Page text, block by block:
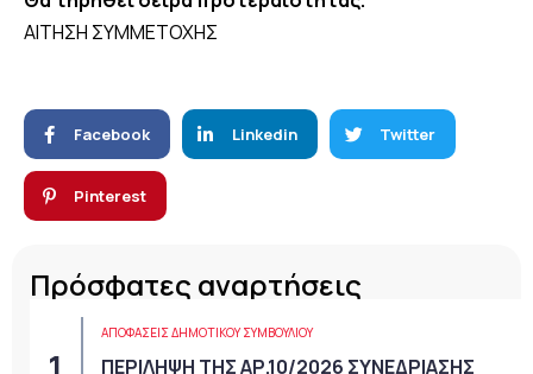
ΑΙΤΗΣΗ ΣΥΜΜΕΤΟΧΗΣ
Facebook Linkedin Twitter
Pinterest
Πρόσφατες αναρτήσεις
ΑΠΟΦΆΣΕΙΣ ΔΗΜΟΤΙΚΟΎ ΣΥΜΒΟΥΛΊΟΥ
ΠΕΡΙΛΗΨΗ ΤΗΣ ΑΡ.10/2026 ΣΥΝΕΔΡΙΑΣΗΣ